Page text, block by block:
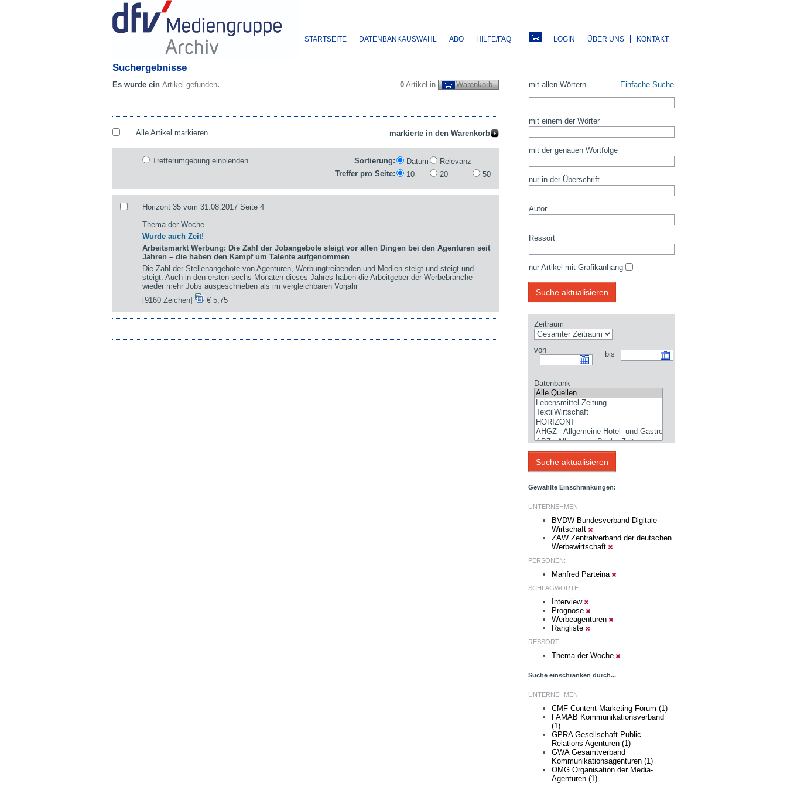
STARTSEITE DATENBANKAUSWAHL ABO HILFE/FAQ LOGIN ÜBER UNS KONTAKT
Suchergebnisse
0 Artikel in Warenkorb
Es wurde ein Artikel gefunden.
Alle Artikel markieren
Trefferumgebung einblenden Sortierung: Datum
Relevanz
Treffer pro Seite:
10 20 50
Horizont 35 vom 31.08.2017 Seite 4
Thema der Woche
Wurde auch Zeit!
Arbeitsmarkt Werbung: Die Zahl der Jobangebote steigt vor allen Dingen bei den Agenturen seit
Jahren – die haben den Kampf um Talente aufgenommen
Die Zahl der Stellenangebote von Agenturen, Werbungtreibenden und Medien steigt und steigt und
steigt. Auch in den ersten sechs Monaten dieses Jahres haben die Arbeitgeber der Werbebranche
wieder mehr Jobs ausgeschrieben als im vergleichbaren Vorjahr
[9160 Zeichen]
€ 5,75
mit allen Wörtern Einfache Suche
mit einem der Wörter
mit der genauen Wortfolge
nur in der Überschrift
Autor
Ressort
nur Artikel mit Grafikanhang
Zeitraum
von bis
Datenbank
Gewählte Einschränkungen:
UNTERNEHMEN:
BVDW Bundesverband Digitale
Wirtschaft
ZAW Zentralverband der deutschen
Werbewirtschaft
PERSONEN:
Manfred Parteina
SCHLAGWORTE:
Interview
Prognose
Werbeagenturen
Rangliste
RESSORT:
Thema der Woche
Suche einschränken durch...
UNTERNEHMEN
CMF Content Marketing Forum (1)
FAMAB Kommunikationsverband
(1)
GPRA Gesellschaft Public
Relations Agenturen (1)
GWA Gesamtverband
Kommunikationsagenturen (1)
OMG Organisation der Media-
Agenturen (1)